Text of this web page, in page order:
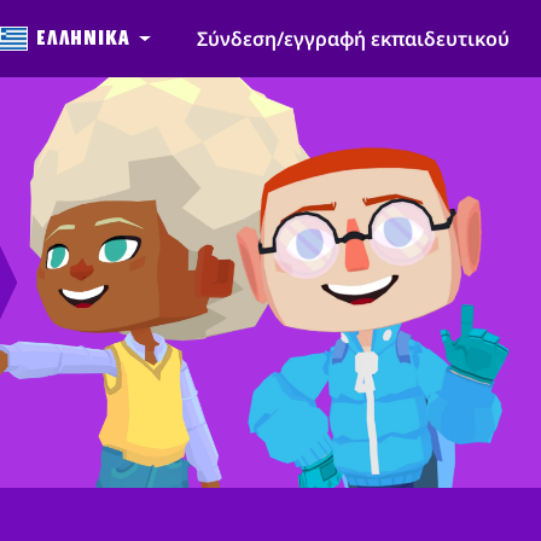
Ελληνικά Σύνδεση/εγγραφή εκπαιδευτικού